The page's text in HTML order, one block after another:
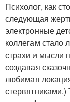
Психолог, как
следующая
электронные
коллегам стало
страхи и мысли
создавая
любимая
стервятниками.)